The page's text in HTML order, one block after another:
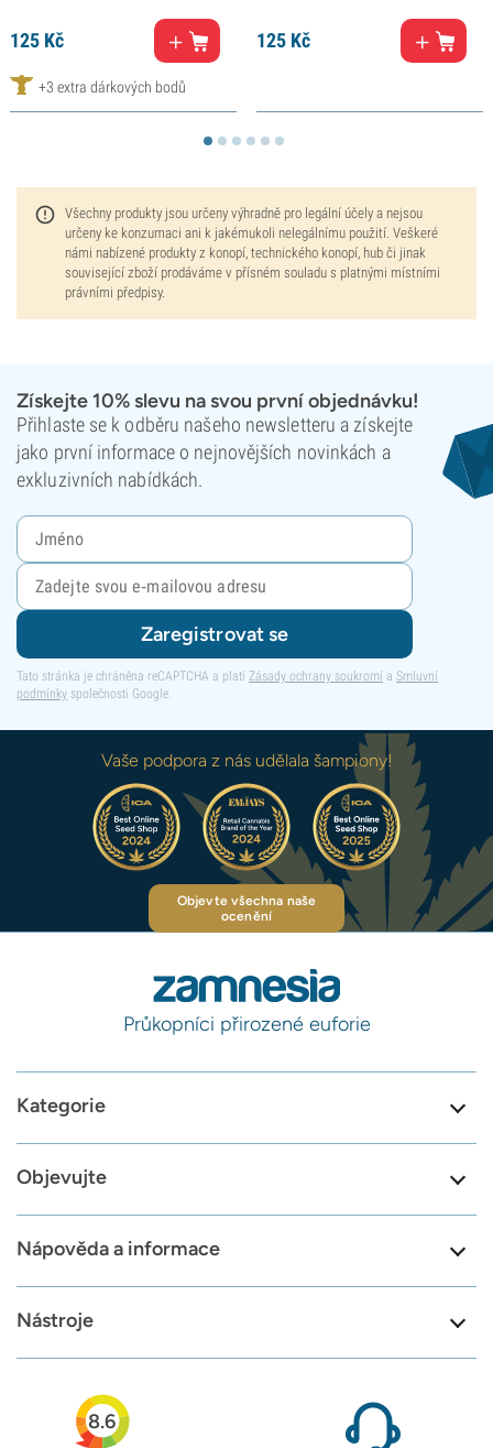
125 Kč
+3 extra dárkových bodů
125 Kč
Všechny produkty jsou určeny výhradně pro legální účely a nejsou
určeny ke konzumaci ani k jakémukoli nelegálnímu použití. Veškeré
námi nabízené produkty z konopí, technického konopí, hub či jinak
související zboží prodáváme v přísném souladu s platnými místními
právními předpisy.
Získejte 10% slevu na svou první objednávku!
Přihlaste se k odběru našeho newsletteru a získejte
jako první informace o nejnovějších novinkách a
exkluzivních nabídkách.
Zaregistrovat se
Tato stránka je chráněna reCAPTCHA a platí Zásady ochrany soukromí a Smluvní
podmínky společnosti Google.
Vaše podpora z nás udělala šampiony!
Objevte všechna naše
ocenění
Průkopníci přirozené euforie
Kategorie
Objevujte
Nápověda a informace
Nástroje
8.6